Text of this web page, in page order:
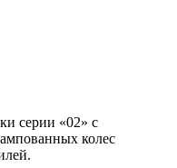
серии «02» с
колес